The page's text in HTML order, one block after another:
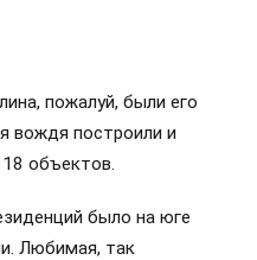
пожалуй, были его
вождя построили и
объектов.
было на юге
Любимая, так